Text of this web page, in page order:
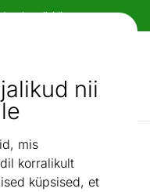
nii
mis
korralikult
küpsised, et
makseviisid!
AI otsing
90x200 cm